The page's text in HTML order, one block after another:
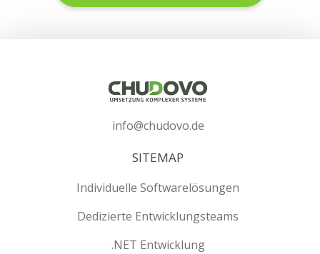
info@chudovo.de
SITEMAP
Individuelle Softwarelösungen
Dedizierte Entwicklungsteams
.NET Entwicklung